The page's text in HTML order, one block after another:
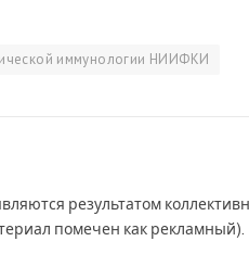
иммунологии НИИФКИ
результатом
помечен как рекламный).